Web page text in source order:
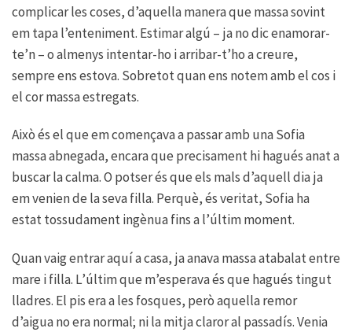
complicar les coses, d’aquella manera que massa sovint
em tapa l’enteniment. Estimar algú – ja no dic enamorar-
te’n – o almenys intentar-ho i arribar-t’ho a creure,
sempre ens estova. Sobretot quan ens notem amb el cos i
el cor massa estregats.
Això és el que em començava a passar amb una Sofia
massa abnegada, encara que precisament hi hagués anat a
buscar la calma. O potser és que els mals d’aquell dia ja
em venien de la seva filla. Perquè, és veritat, Sofia ha
estat tossudament ingènua fins a l’últim moment.
Quan vaig entrar aquí a casa, ja anava massa atabalat entre
mare i filla. L’últim que m’esperava és que hagués tingut
lladres. El pis era a les fosques, però aquella remor
d’aigua no era normal; ni la mitja claror al passadís. Venia